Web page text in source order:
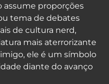
assume proporções
tema de debates
de cultura nerd,
mais aterrorizante
ele é um símbolo
diante do avanço